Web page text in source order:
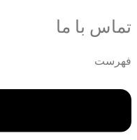
تماس با ما
فهرست